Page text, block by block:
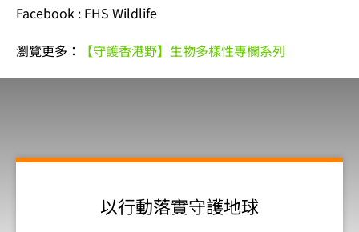
Facebook : FHS Wildlife
瀏覽更多：
【守護香港野】生物多樣性專欄系列
以行動落實守護地球